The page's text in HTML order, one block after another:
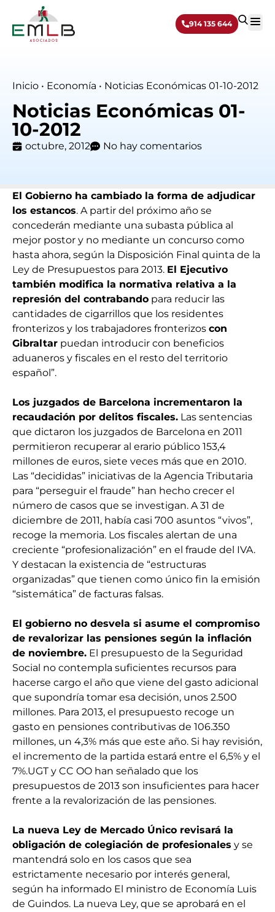
914 135 644
Inicio • Economía • Noticias Económicas 01-10-2012
Noticias Económicas 01-
10-2012
octubre, 2012 No hay comentarios
El Gobierno ha cambiado la forma de adjudicar
los estancos. A partir del próximo año se
concederán mediante una subasta pública al
mejor postor y no mediante un concurso como
hasta ahora, según la Disposición Final quinta de la
Ley de Presupuestos para 2013. El Ejecutivo
también modifica la normativa relativa a la
represión del contrabando para reducir las
cantidades de cigarrillos que los residentes
fronterizos y los trabajadores fronterizos con
Gibraltar puedan introducir con beneficios
aduaneros y fiscales en el resto del territorio
español”.
Los juzgados de Barcelona incrementaron la
recaudación por delitos fiscales. Las sentencias
que dictaron los juzgados de Barcelona en 2011
permitieron recuperar al erario público 153,4
millones de euros, siete veces más que en 2010.
Las “decididas” iniciativas de la Agencia Tributaria
para “perseguir el fraude” han hecho crecer el
número de casos que se investigan. A 31 de
diciembre de 2011, había casi 700 asuntos “vivos”,
recoge la memoria. Los fiscales alertan de una
creciente “profesionalización” en el fraude del IVA.
Y destacan la existencia de “estructuras
organizadas” que tienen como único fin la emisión
“sistemática” de facturas falsas.
El gobierno no desvela si asume el compromiso
de revalorizar las pensiones según la inflación
de noviembre. El presupuesto de la Seguridad
Social no contempla suficientes recursos para
hacerse cargo el año que viene del gasto adicional
que supondría tomar esa decisión, unos 2.500
millones. Para 2013, el presupuesto recoge un
gasto en pensiones contributivas de 106.350
millones, un 4,3% más que este año. Si hay revisión,
el incremento de la partida estará entre el 6,5% y el
7%.UGT y CC OO han señalado que los
presupuestos de 2013 son insuficientes para hacer
frente a la revalorización de las pensiones.
La nueva Ley de Mercado Único revisará la
obligación de colegiación de profesionales y se
mantendrá solo en los casos que sea
estrictamente necesario por interés general,
según ha informado El ministro de Economía Luis
de Guindos. La nueva Ley, que se aprobará en el